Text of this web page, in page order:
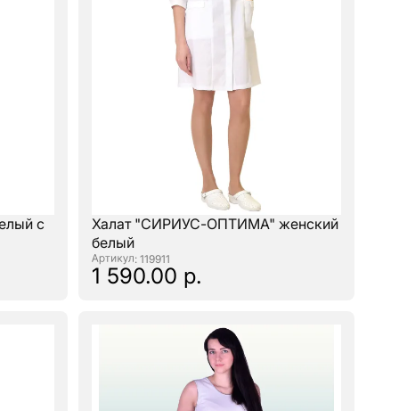
с
Халат "СИРИУС-ОПТИМА" женский
белый
: 119911
1 590.00 р.